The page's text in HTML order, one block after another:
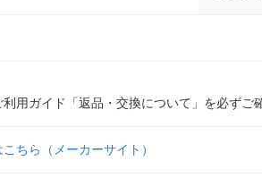
用ガイド「返品・交換について」を必ずご
ちら（メーカーサイト）